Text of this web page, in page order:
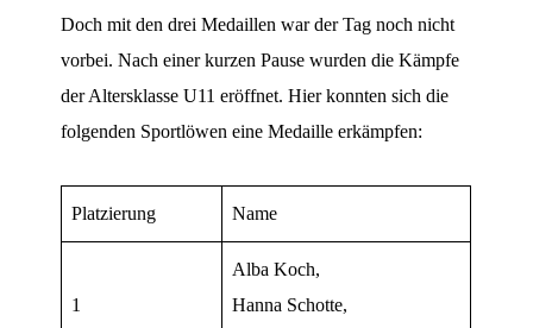
Doch mit den drei Medaillen war der Tag noch nicht
vorbei. Nach einer kurzen Pause wurden die Kämpfe
der Altersklasse U11 eröffnet. Hier konnten sich die
folgenden Sportlöwen eine Medaille erkämpfen:
Platzierung Name
1
Alba Koch,
Hanna Schotte,